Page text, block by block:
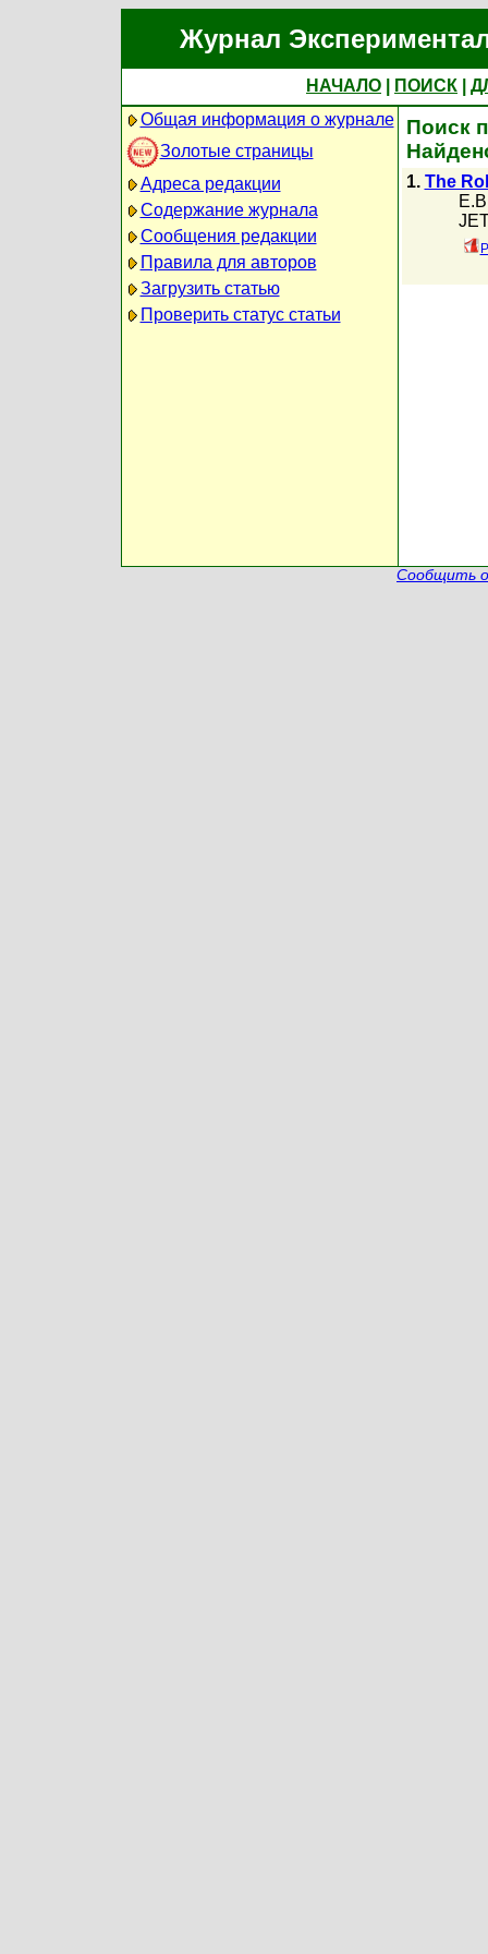
Журнал
НАЧАЛО ПОИСК
Общая информация о журнале
Золотые страницы
Адреса редакции
Содержание журнала
Сообщения редакции
Правила для авторов
Загрузить статью
Проверить статус статьи
Поиск
1. The
Сообщить о